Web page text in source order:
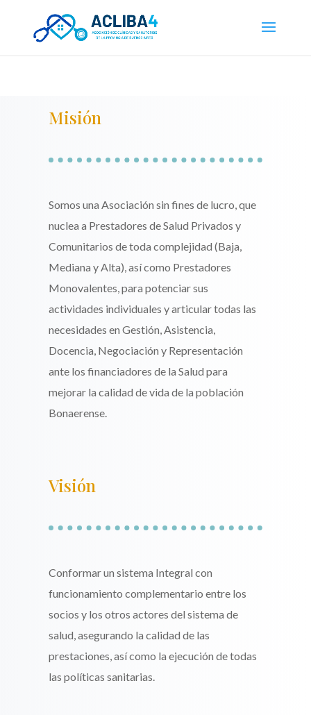
Misión
Somos una Asociación sin fines de lucro, que
nuclea a Prestadores de Salud Privados y
Comunitarios de toda complejidad (Baja,
Mediana y Alta), así como Prestadores
Monovalentes, para potenciar sus
actividades individuales y articular todas las
necesidades en Gestión, Asistencia,
Docencia, Negociación y Representación
ante los financiadores de la Salud para
mejorar la calidad de vida de la población
Bonaerense.
Visión
Conformar un sistema Integral con
funcionamiento complementario entre los
socios y los otros actores del sistema de
salud, asegurando la calidad de las
prestaciones, así como la ejecución de todas
las políticas sanitarias.